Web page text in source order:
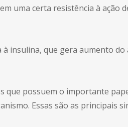
uma certa resistência à ação
insulina, que gera aumento
possuem o importante
Essas são as principais